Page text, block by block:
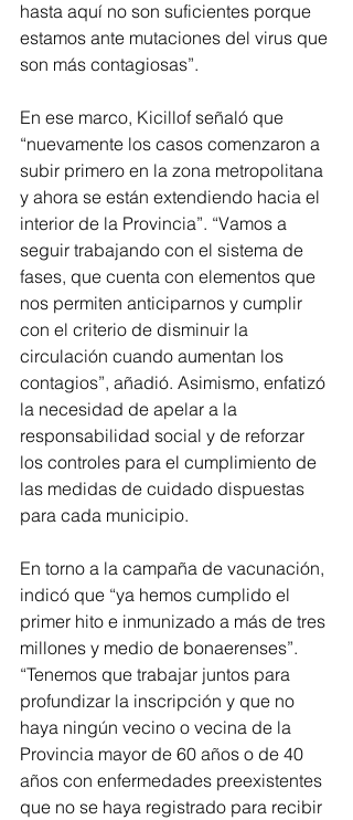
hasta aquí no son suficientes porque
estamos ante mutaciones del virus que
son más contagiosas”.
En ese marco, Kicillof señaló que
“nuevamente los casos comenzaron a
subir primero en la zona metropolitana
y ahora se están extendiendo hacia el
interior de la Provincia”. “Vamos a
seguir trabajando con el sistema de
fases, que cuenta con elementos que
nos permiten anticiparnos y cumplir
con el criterio de disminuir la
circulación cuando aumentan los
contagios”, añadió. Asimismo, enfatizó
la necesidad de apelar a la
responsabilidad social y de reforzar
los controles para el cumplimiento de
las medidas de cuidado dispuestas
para cada municipio.
En torno a la campaña de vacunación,
indicó que “ya hemos cumplido el
primer hito e inmunizado a más de tres
millones y medio de bonaerenses”.
“Tenemos que trabajar juntos para
profundizar la inscripción y que no
haya ningún vecino o vecina de la
Provincia mayor de 60 años o de 40
años con enfermedades preexistentes
que no se haya registrado para recibir